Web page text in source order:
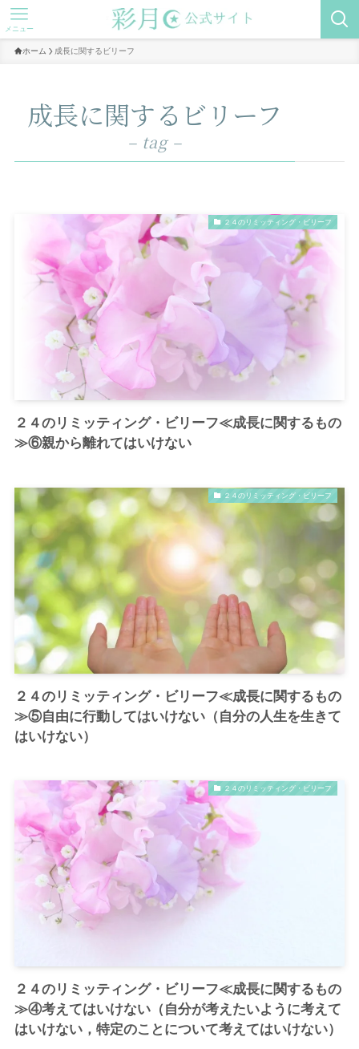
メニュー
ホーム 成長に関するビリーフ
成長に関するビリーフ
– tag –
２４のリミッティング・ビリーフ
２４のリミッティング・ビリーフ≪成長に関するもの
≫⑥親から離れてはいけない
２４のリミッティング・ビリーフ
２４のリミッティング・ビリーフ≪成長に関するもの
≫⑤自由に行動してはいけない（自分の人生を生きて
はいけない）
２４のリミッティング・ビリーフ
２４のリミッティング・ビリーフ≪成長に関するもの
≫④考えてはいけない（自分が考えたいように考えて
はいけない，特定のことについて考えてはいけない）